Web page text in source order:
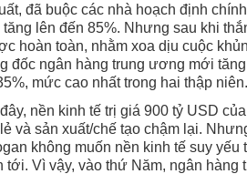
đã buộc các nhà hoạch định
tăng lên đến 85%. Nhưng sau khi
hoàn toàn, nhằm xoa dịu cuộc
đốc ngân hàng trung ương mới
mức cao nhất trong hai thập niên.
nền kinh tế trị giá 900 tỷ USD
và sản xuất/chế tạo chậm lại.
không muốn nền kinh tế suy
tới. Vì vậy, vào thứ Năm, ngân